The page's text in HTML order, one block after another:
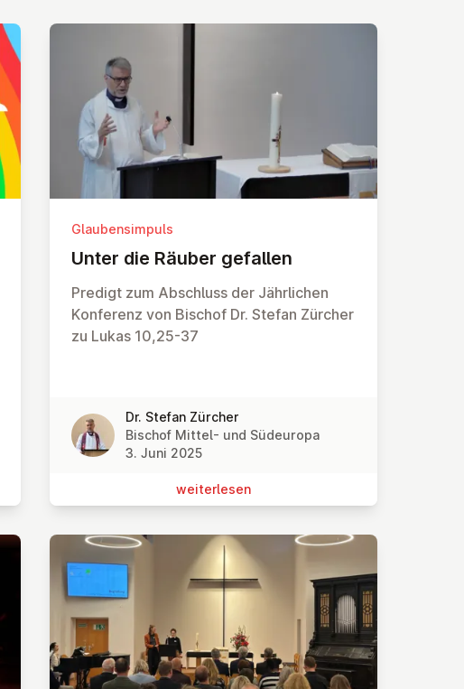
Glaubensimpuls
Unter die Räuber gefallen
Predigt zum Abschluss der Jährlichen
Konferenz von Bischof Dr. Stefan Zürcher
zu Lukas 10,25-37
Dr. Stefan Zürcher
Bischof Mittel- und Südeuropa
3. Juni 2025
wei­ter­le­sen